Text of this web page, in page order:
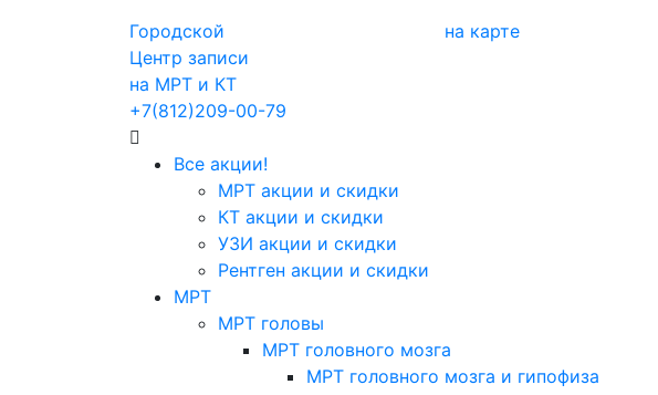
Городской
Центр записи
на МРТ и КТ
+7(812)209-00-79
на карте
Все акции!
МРТ акции и скидки
КТ акции и скидки
УЗИ акции и скидки
Рентген акции и скидки
МРТ
МРТ головы
МРТ головного мозга
МРТ головного мозга и гипофиза